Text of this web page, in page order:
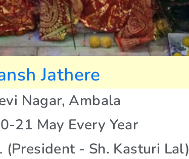
Jathere
Nagar, Ambala
21 May Every Year
- Sh. Kasturi Lal)